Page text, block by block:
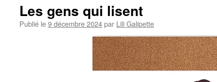
Les gens qui lisent
Publié le9 décembre 2024par Lili Galipette